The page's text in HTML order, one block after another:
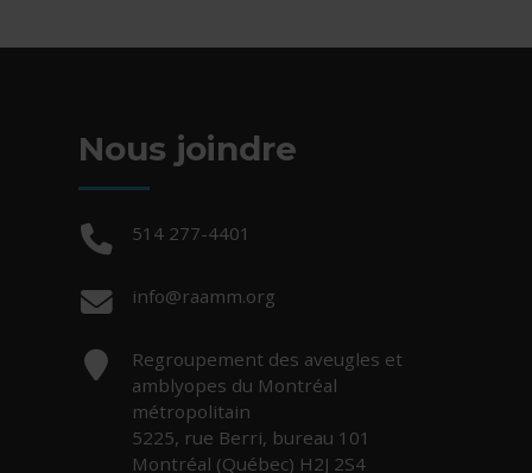
Nous joindre
Téléphone :
514 277-4401
Courriel :
info@raamm.org
Adresse :
Regroupement des aveugles et
amblyopes du Montréal
métropolitain
5225, rue Berri, bureau 101
Montréal (Québec) H2J 2S4